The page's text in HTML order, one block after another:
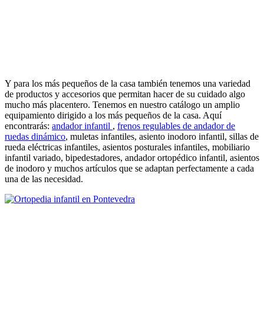
Y para los más pequeños de la casa también tenemos una variedad
de productos y accesorios que permitan hacer de su cuidado algo
mucho más placentero. Tenemos en nuestro catálogo un amplio
equipamiento dirigido a los más pequeños de la casa. Aquí
encontrarás: andador infantil , frenos regulables de andador de
ruedas dinámico, muletas infantiles, asiento inodoro infantil, sillas de
rueda eléctricas infantiles, asientos posturales infantiles, mobiliario
infantil variado, bipedestadores, andador ortopédico infantil, asientos
de inodoro y muchos artículos que se adaptan perfectamente a cada
una de las necesidad.